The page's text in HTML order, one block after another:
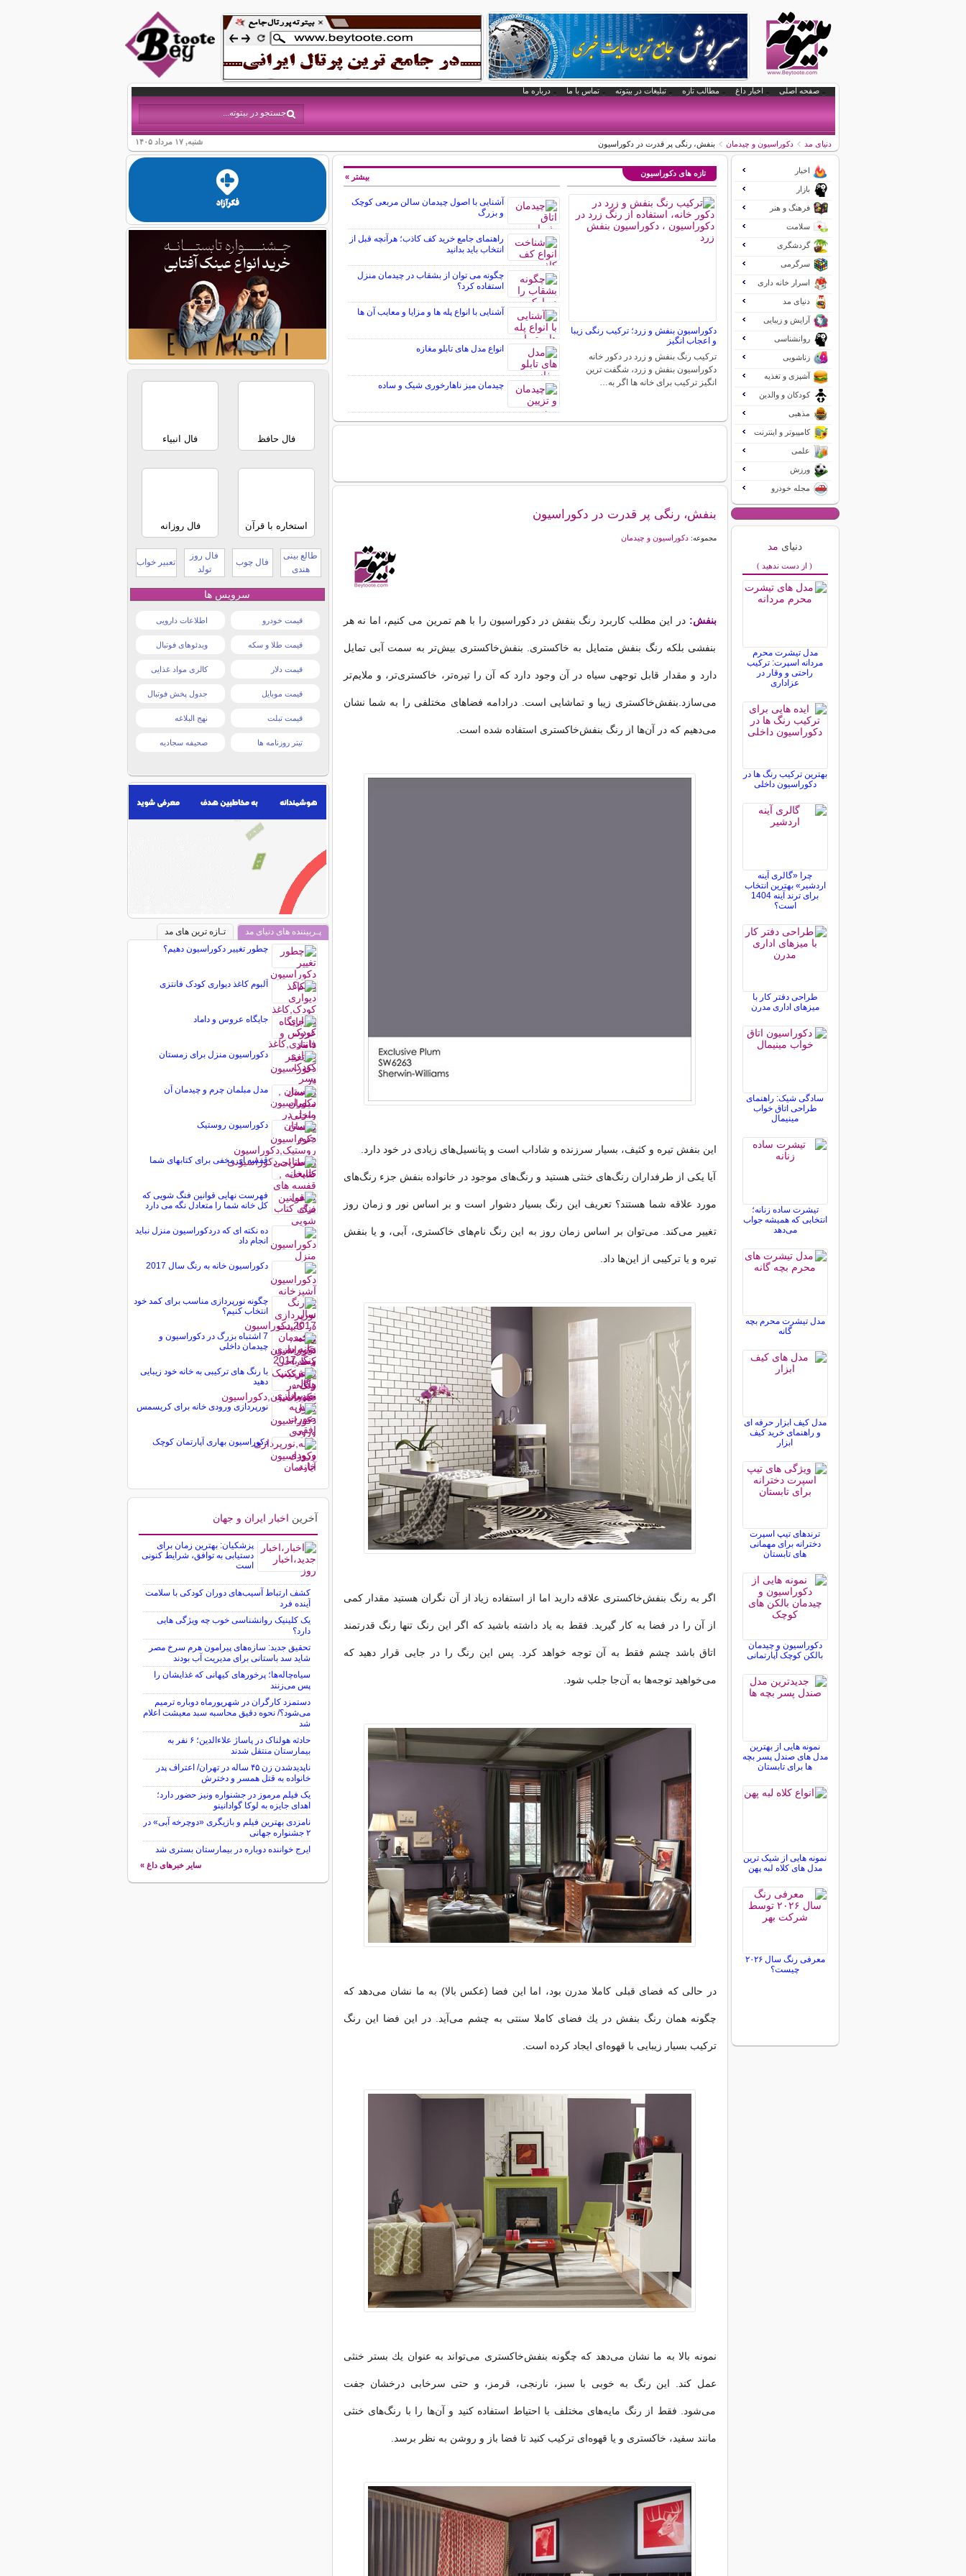
صفحه اصلی اخبار داغ مطالب تازه تبلیغات در بیتوته تماس با ما درباره ما
شنبه, ۱۷ مرداد ۱۴۰۵ دنیای مد دکوراسیون و چیدمان بنفش، رنگی پر قدرت در دکوراسیون
تازه های دکوراسیون
دکوراسیون بنفش و زرد؛ ترکیب رنگی زیبا
و اعجاب انگیز
ترکیب رنگ بنفش و زرد در دکور خانه
دکوراسیون بنفش و زرد، شگفت ترین
انگیز ترکیب برای خانه ها اگر به…
آشنایی با اصول چیدمان سالن مربعی کوچک
و بزرگ
راهنمای جامع خرید کف کاذب؛ هرآنچه قبل از
انتخاب باید بدانید
چگونه می توان از بشقاب در چیدمان منزل
استفاده کرد؟
آشنایی با انواع پله ها و مزایا و معایب آن ها
انواع مدل های تابلو مغازه
چیدمان میز ناهارخوری شیک و ساده
بیشتر »
بنفش، رنگی پر قدرت در دکوراسیون
مجموعه:دکوراسیون و چیدمان
بنفش: در این مطلب کاربرد رنگ بنفش در دکوراسیون را با هم تمرین می کنیم، اما نه هر
بنفشی بلکه رنگ بنفش متمایل به خاکستری. بنفش‌خاكستری بیش‌تر به سمت آبی تمایل
دارد و مقدار قابل توجهی سیاه در آن وجود دارد كه آن را تیره‌تر، خاكستری‌تر، و ملایم‌تر
می‌سازد.بنفش‌خاكستری زیبا و تماشایی است. درادامه فضاهای مختلفی را به شما نشان
می‌دهیم كه در آن‌ها از رنگ بنفش‌خاكستری استفاده شده است.
این بنفش تیره و کثیف، بسیار سرزنده و شاداب است و پتانسیل‌های زیادی در خود دارد.
آیا یكی از طرفداران رنگ‌های خنثی هستید و رنگ‌های موجود در خانواده بنفش جزء رنگ‌های
مورد علاقه شما هستند؟ تعریف این رنگ بسیار دشوار است و بر اساس نور و زمان روز
تغییر می‌كند. می‌توان بر اساس زمان روز به این رنگ نام‌های خاكستری، آبی، و یا بنفش
تیره و یا تركیبی از این‌ها داد.
اگر به رنگ بنفش‌خاكستری علاقه دارید اما از استفاده زیاد از آن نگران هستید مقدار كمی
از آن را در فضا به كار گیرید. فقط به یاد داشته باشید كه اگر این رنگ تنها رنگ قدرتمند
اتاق باشد چشم فقط به آن توجه خواهد كرد. پس این رنگ را در جایی قرار دهید كه
می‌خواهید توجه‌ها به آن‌جا جلب شود.
در حالی كه فضای قبلی كاملا مدرن بود، اما این فضا (عكس بالا) به ما نشان می‌دهد كه
چگونه همان رنگ بنفش در یك فضای كاملا سنتی به چشم می‌آید. در این فضا این رنگ
تركیب بسیار زیبایی با قهوه‌ای ایجاد كرده است.
نمونه بالا به ما نشان می‌دهد كه چگونه بنفش‌خاكستری می‌تواند به عنوان یك بستر خنثی
عمل كند. این رنگ به خوبی با سبز، نارنجی، قرمز، و حتی سرخابی درخشان جفت
می‌شود. فقط از رنگ مایه‌های مختلف با احتیاط استفاده كنید و آن‌ها را با رنگ‌های خنثی
مانند سفید، خاكستری و یا قهوه‌ای تركیب كنید تا فضا باز و روشن به نظر برسد.
اخبار
بازار
فرهنگ و هنر
سلامت
گردشگری
سرگرمی
اسرار خانه داری
دنیای مد
آرایش و زیبایی
روانشناسی
زناشویی
آشپزی و تغذیه
کودکان و والدین
مذهبی
کامپیوتر و اینترنت
علمی
ورزش
مجله خودرو
دنیای مد
( از دست ندهید )
مدل تیشرت محرم
مردانه اسپرت: ترکیب
راحتی و وقار در
عزاداری
بهترین ترکیب رنگ ها در
دکوراسیون داخلی
چرا «گالری آینه
اردشیر» بهترین انتخاب
برای ترند آینه 1404
است؟
طراحی دفتر کار با
میزهای اداری مدرن
سادگی شیک: راهنمای
طراحی اتاق خواب
مینیمال
تیشرت ساده زنانه؛
انتخابی که همیشه جواب
می‌دهد
مدل تیشرت محرم بچه
گانه
مدل کیف ابزار حرفه ای
و راهنمای خرید کیف
ابزار
ترندهای تیپ اسپرت
دخترانه برای مهمانی
های تابستان
دکوراسیون و چیدمان
بالکن کوچک آپارتمانی
نمونه هایی از بهترین
مدل های صندل پسر بچه
ها برای تابستان
نمونه هایی از شیک ترین
مدل های کلاه لبه پهن
معرفی رنگ سال ۲۰۲۶
چیست؟
فال حافظ فال انبیاء
استخاره با قرآن فال روزانه
طالع بینی
هندی
فال چوب
فال روز
تولد
تعبیر خواب
سرویس ها
قیمت خودرو اطلاعات دارویی
قیمت طلا و سکه ویدئوهای فوتبال
قیمت دلار کالری مواد غذایی
قیمت موبایل جدول پخش فوتبال
قیمت تبلت نهج البلاغه
تیتر روزنامه ها صحیفه سجادیه
پـربیننده های دنیای مد
تـازه ترین های مد
چطور تغییر دکوراسیون دهیم؟
آلبوم کاغذ دیواری کودک فانتزی
جایگاه عروس و داماد
دکوراسیون منزل برای زمستان
مدل مبلمان چرم و چیدمان آن
دکوراسیون روستیک
قفسه ای مخفی برای کتابهای شما
فهرست نهایی قوانین فنگ شویی که
کل خانه شما را متعادل نگه می دارد
ده نکته ای که دردکوراسیون منزل نباید
انجام داد
دکوراسیون خانه به رنگ سال 2017
چگونه نورپردازی مناسب برای کمد خود
انتخاب کنیم؟
7 اشتباه بزرگ در دکوراسیون و
چیدمان داخلی
با رنگ های ترکیبی به خانه خود زیبایی
دهید
نورپردازی ورودی خانه برای کریسمس
دکوراسیون بهاری آپارتمان کوچک
آخرین اخبار ایران و جهان
پزشکیان: بهترین زمان برای
دستیابی به توافق، شرایط کنونی
است
کشف ارتباط آسیب‌های دوران کودکی با سلامت
آینده فرد
یک کلینیک روانشناسی خوب چه ویژگی هایی
دارد؟
تحقیق جدید: سازه‌های پیرامون هرم سرخ مصر
شاید سد باستانی برای مدیریت آب بودند
سیاه‌چاله‌ها؛ پرخورهای کیهانی که غذایشان را
پس می‌زنند
دستمزد کارگران در شهریورماه دوباره ترمیم
می‌شود؟/ نحوه دقیق محاسبه سبد معیشت اعلام
شد
حادثه هولناک در پاساژ علاءالدین؛ ۶ نفر به
بیمارستان منتقل شدند
ناپدیدشدن زن ۴۵ ساله در تهران/ اعتراف پدر
خانواده به قتل همسر و دخترش
یک فیلم مرموز در جشنواره ونیز حضور دارد؛
اهدای جایزه به لوکا گوادانینو
نامزدی بهترین فیلم و بازیگری «دوچرخه آبی» در
۲ جشنواره جهانی
ایرج خواننده دوباره در بیمارستان بستری شد
سایر خبرهای داغ »